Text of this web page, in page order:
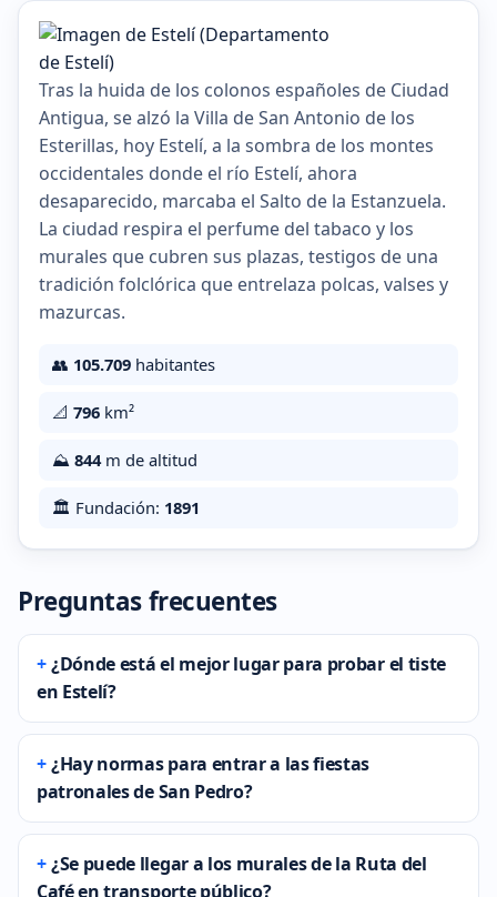
Tras la huida de los colonos españoles de Ciudad
Antigua, se alzó la Villa de San Antonio de los
Esterillas, hoy Estelí, a la sombra de los montes
occidentales donde el río Estelí, ahora
desaparecido, marcaba el Salto de la Estanzuela.
La ciudad respira el perfume del tabaco y los
murales que cubren sus plazas, testigos de una
tradición folclórica que entrelaza polcas, valses y
mazurcas.
👥 105.709 habitantes
📐 796 km²
⛰️ 844m de altitud
🏛️ Fundación: 1891
Preguntas frecuentes
¿Dónde está el mejor lugar para probar el tiste
en Estelí?
¿Hay normas para entrar a las fiestas
patronales de San Pedro?
¿Se puede llegar a los murales de la Ruta del
Café en transporte público?